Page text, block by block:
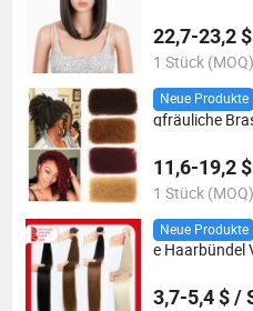
22,7-23,2
1 Stück (MOQ)
Neue Produkte
gfräuliche
11,6-19,2
1 Stück (MOQ)
Neue Produkte
e Haarbündel
für Frauen
3,7-5,4 $ /